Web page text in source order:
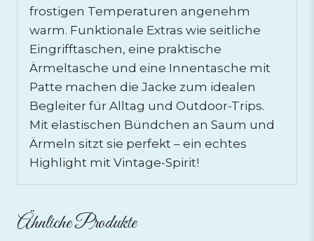
frostigen Temperaturen angenehm
warm. Funktionale Extras wie seitliche
Eingrifftaschen, eine praktische
Ärmeltasche und eine Innentasche mit
Patte machen die Jacke zum idealen
Begleiter für Alltag und Outdoor-Trips.
Mit elastischen Bündchen an Saum und
Ärmeln sitzt sie perfekt – ein echtes
Highlight mit Vintage-Spirit!
Ähnliche Produkte